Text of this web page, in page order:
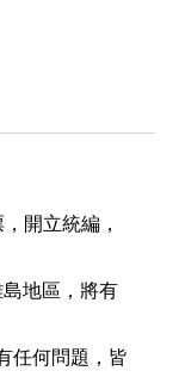
開立統編，
地區，將有
任何問題，皆